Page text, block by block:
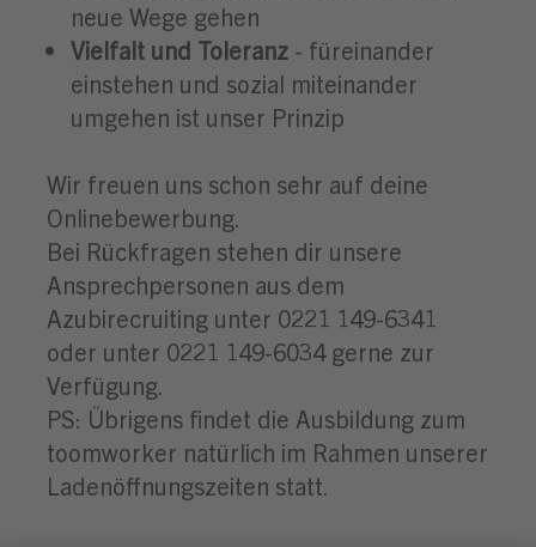
neue Wege gehen
Vielfalt und Toleranz - füreinander
einstehen und sozial miteinander
umgehen ist unser Prinzip
Wir freuen uns schon sehr auf deine
Onlinebewerbung.
Bei Rückfragen stehen dir unsere
Ansprechpersonen aus dem
Azubirecruiting unter 0221 149-6341
oder unter 0221 149-6034 gerne zur
Verfügung.
PS: Übrigens findet die Ausbildung zum
toomworker natürlich im Rahmen unserer
Ladenöffnungszeiten statt.